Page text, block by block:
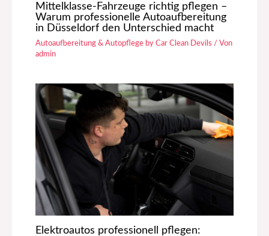
Mittelklasse-Fahrzeuge richtig pflegen –
Warum professionelle Autoaufbereitung
in Düsseldorf den Unterschied macht
Autoaufbereitung & Autopflege by Car Clean Devils / Von
admin
Elektroautos professionell pflegen: